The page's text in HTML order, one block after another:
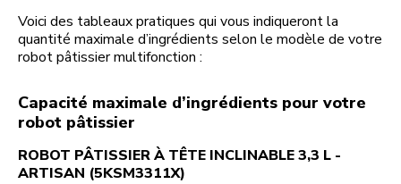
Voici des tableaux pratiques qui vous indiqueront la
quantité maximale d’ingrédients selon le modèle de votre
robot pâtissier multifonction :
Capacité maximale d’ingrédients pour votre
robot pâtissier
ROBOT PÂTISSIER À TÊTE INCLINABLE 3,3 L -
ARTISAN (5KSM3311X)